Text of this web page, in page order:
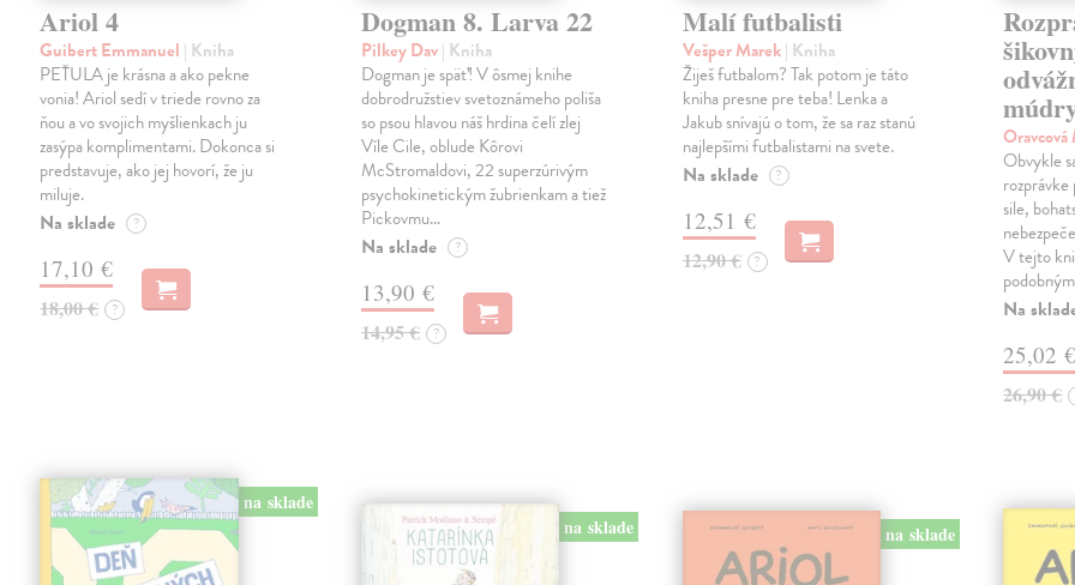
Ariol 4
Guibert Emmanuel | Kniha
PEŤULA je krásna a ako pekne
vonia! Ariol sedí v triede rovno za
ňou a vo svojich myšlienkach ju
zasýpa komplimentami. Dokonca si
predstavuje, ako jej hovorí, že ju
miluje.
Na sklade ?
17,10 €
18,00 € ?
Dogman 8. Larva 22
Pilkey Dav| Kniha
Dogman je späť! V ôsmej knihe
dobrodružstiev svetoznámeho poliša
so psou hlavou náš hrdina čelí zlej
Víle Cile, oblude Kôrovi
McStromaldovi, 22 superzúrivým
psychokinetickým žubrienkam a tiež
Pickovmu…
Na sklade ?
13,90 €
14,95 € ?
Malí futbalisti
Vešper Marek| Kniha
Žiješ futbalom? Tak potom je táto
kniha presne pre teba! Lenka a
Jakub snívajú o tom, že sa raz stanú
najlepšími futbalistami na svete.
Na sklade ?
12,51 €
12,90 € ?
Obvykle
rozprávke
sile,
V tejto
Na
25,02 €
26,90 €
na sklade
na sklade na sklade